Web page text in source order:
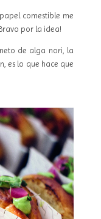
comestible me
por la idea!
de alga nori, la
es lo que hace que